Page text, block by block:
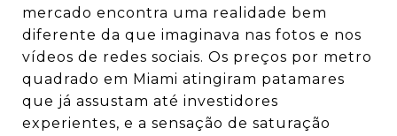
mercado encontra uma realidade bem
diferente da que imaginava nas fotos e nos
vídeos de redes sociais. Os preços por metro
quadrado em Miami atingiram patamares
que já assustam até investidores
experientes, e a sensação de saturação